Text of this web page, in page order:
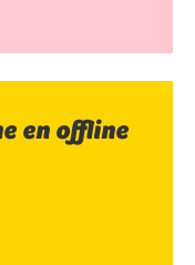
en offline